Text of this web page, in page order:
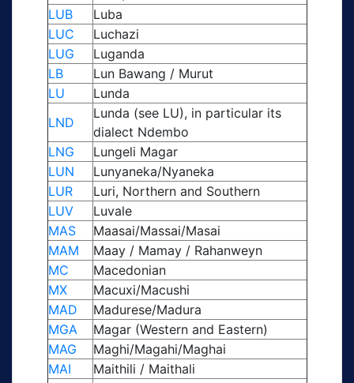
LUB
Luba
LUC
Luchazi
LUG
Luganda
LB
Lun Bawang / Murut
LU
Lunda
LND
Lunda (see LU), in particular its
dialect Ndembo
LNG
Lungeli Magar
LUN
Lunyaneka/Nyaneka
LUR
Luri, Northern and Southern
LUV
Luvale
MAS
Maasai/Massai/Masai
MAM
Maay / Mamay / Rahanweyn
MC
Macedonian
MX
Macuxi/Macushi
MAD
Madurese/Madura
MGA
Magar (Western and Eastern)
MAG
Maghi/Magahi/Maghai
MAI
Maithili / Maithali